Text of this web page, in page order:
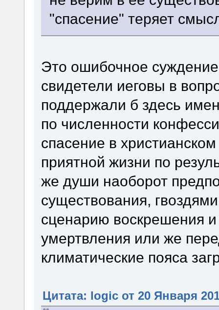
"спасение" теряет
Это ошибочное
свидетели иеговы в
поддержали б здесь
по численности
спасение в
приятной жизни по
же души наоборот
существования,
сценарию воскрешения и
умертвления или же
климатические пояса
Цитата: logic от 20 Января